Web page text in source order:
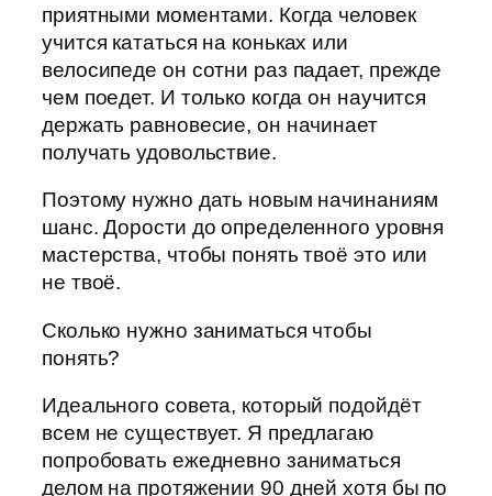
приятными моментами. Когда человек
учится кататься на коньках или
велосипеде он сотни раз падает, прежде
чем поедет. И только когда он научится
держать равновесие, он начинает
получать удовольствие.
Поэтому нужно дать новым начинаниям
шанс. Дорости до определенного уровня
мастерства, чтобы понять твоё это или
не твоё.
Сколько нужно заниматься чтобы
понять?
Идеального совета, который подойдёт
всем не существует. Я предлагаю
попробовать ежедневно заниматься
делом на протяжении 90 дней хотя бы по